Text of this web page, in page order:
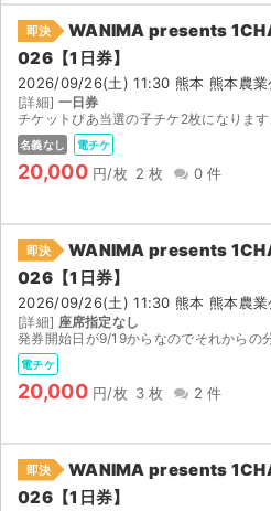
即決
WANIMA presents
026【1日券】
2026/09/26(土) 11:30 熊本 熊本農業
[詳細] 一日券
チケットぴあ当選の子チケ2枚になります。 当方チケットの分配や発券に関しては長けていますのでスムーズにお
名義なし 電チケ
20,000 円/枚 2 枚 0 件
即決
WANIMA presents
026【1日券】
2026/09/26(土) 11:30 熊本 熊本農業
[詳細] 座席指定なし
発券開始日が9/19からなのでそれからの
電チケ
20,000 円/枚 3 枚 2 件
即決
WANIMA presents
026【1日券】